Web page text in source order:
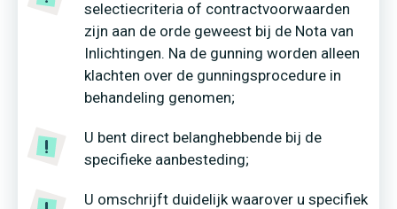
selectiecriteria of contractvoorwaarden
zijn aan de orde geweest bij de Nota van
Inlichtingen. Na de gunning worden alleen
klachten over de gunningsprocedure in
behandeling genomen;
U bent direct belanghebbende bij de
specifieke aanbesteding;
U omschrijft duidelijk waarover u specifiek